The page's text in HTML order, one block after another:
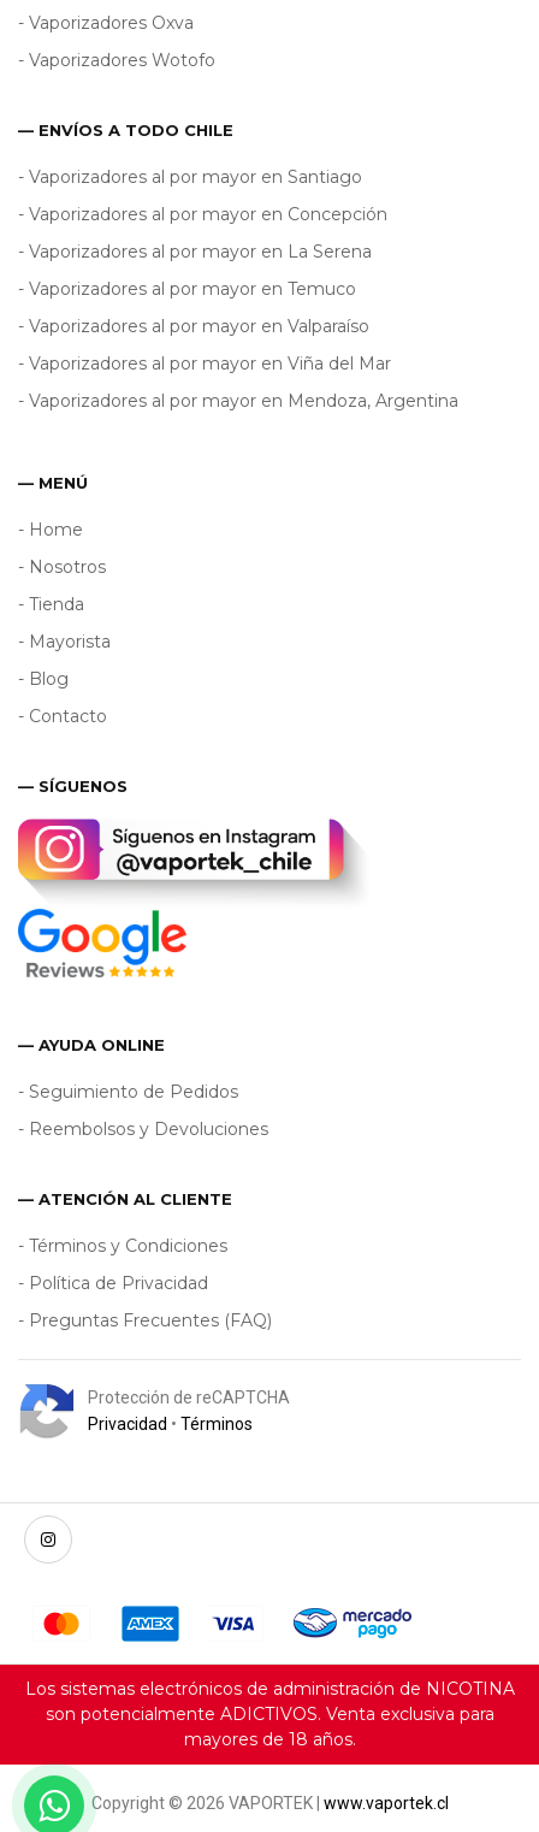
- Vaporizadores Oxva
- Vaporizadores Wotofo
— ENVÍOS A TODO CHILE
- Vaporizadores al por mayor en Santiago
- Vaporizadores al por mayor en Concepción
- Vaporizadores al por mayor en La Serena
- Vaporizadores al por mayor en Temuco
- Vaporizadores al por mayor en Valparaíso
- Vaporizadores al por mayor en Viña del Mar
- Vaporizadores al por mayor en Mendoza, Argentina
— MENÚ
- Home
- Nosotros
- Tienda
- Mayorista
- Blog
- Contacto
— SÍGUENOS
— AYUDA ONLINE
- Seguimiento de Pedidos
- Reembolsos y Devoluciones
— ATENCIÓN AL CLIENTE
- Términos y Condiciones
- Política de Privacidad
- Preguntas Frecuentes (FAQ)
Protección de reCAPTCHA
Privacidad • Términos
Los sistemas electrónicos de administración de NICOTINA
son potencialmente ADICTIVOS. Venta exclusiva para
mayores de 18 años.
Copyright © 2026 VAPORTEK | www.vaportek.cl
Servicio al cliente e-commerce